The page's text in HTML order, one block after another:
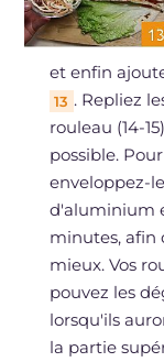
et enfin
13 . Repliez
rouleau (14-
possible.
enveloppez-
d'aluminium
minutes, afin
mieux. Vos
pouvez les
lorsqu'ils
la partie